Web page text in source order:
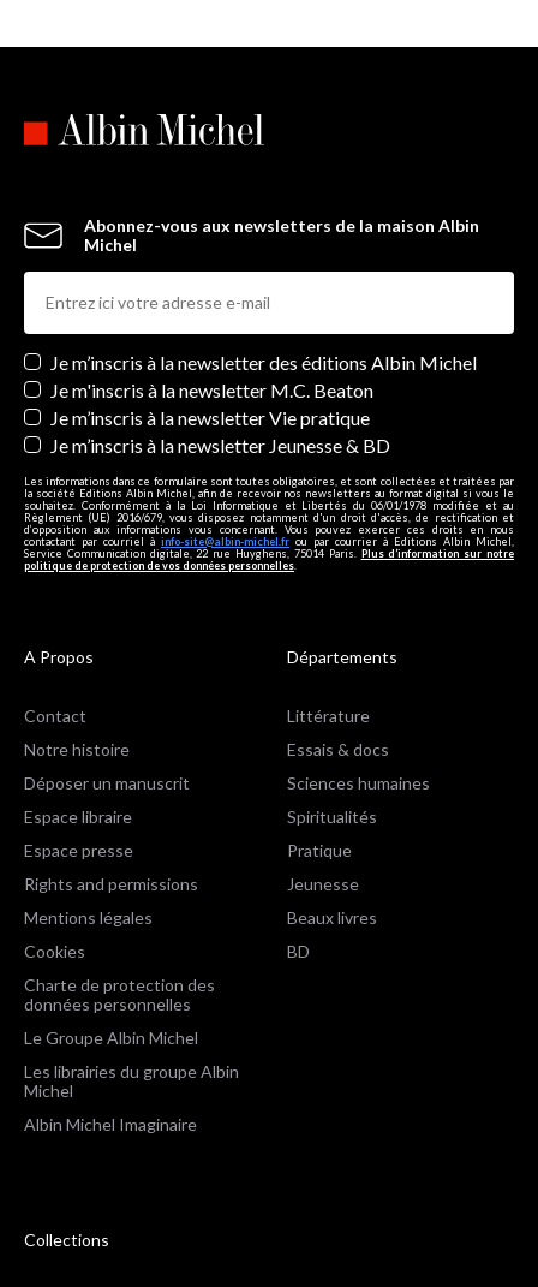
Abonnez-vous aux newsletters de la maison Albin
Michel
Newsletters
Je m’inscris à la newsletter des éditions Albin Michel
Je m'inscris à la newsletter M.C. Beaton
Je m’inscris à la newsletter Vie pratique
Je m’inscris à la newsletter Jeunesse & BD
Les informations dans ce formulaire sont toutes obligatoires, et sont collectées et traitées par
la société Editions Albin Michel, afin de recevoir nos newsletters au format digital si vous le
souhaitez. Conformément à la Loi Informatique et Libertés du 06/01/1978 modifiée et au
Règlement (UE) 2016/679, vous disposez notamment d'un droit d'accès, de rectification et
d’opposition aux informations vous concernant. Vous pouvez exercer ces droits en nous
contactant par courriel à info-site@albin-michel.fr ou par courrier à Editions Albin Michel,
Service Communication digitale, 22 rue Huyghens, 75014 Paris. Plus d’information sur notre
politique de protection de vos données personnelles
A Propos
Contact
Notre histoire
Déposer un manuscrit
Espace libraire
Espace presse
Rights and permissions
Mentions légales
Cookies
Charte de protection des
données personnelles
Le Groupe Albin Michel
Les librairies du groupe Albin
Michel
Albin Michel Imaginaire
Départements
Littérature
Essais & docs
Sciences humaines
Spiritualités
Pratique
Jeunesse
Beaux livres
BD
Collections